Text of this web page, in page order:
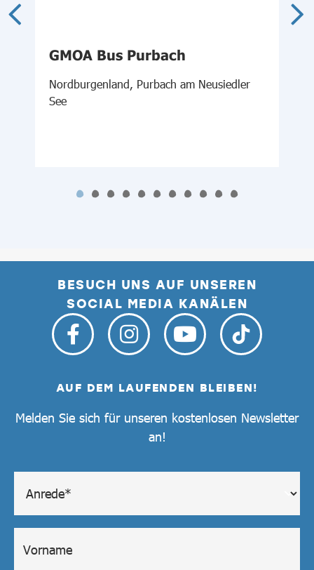
GMOA Bus Purbach
Nordburgenland, Purbach am Neusiedler
See
BESUCH UNS AUF UNSEREN
SOCIAL MEDIA KANÄLEN
AUF DEM LAUFENDEN BLEIBEN!
Melden Sie sich für unseren kostenlosen Newsletter
an!